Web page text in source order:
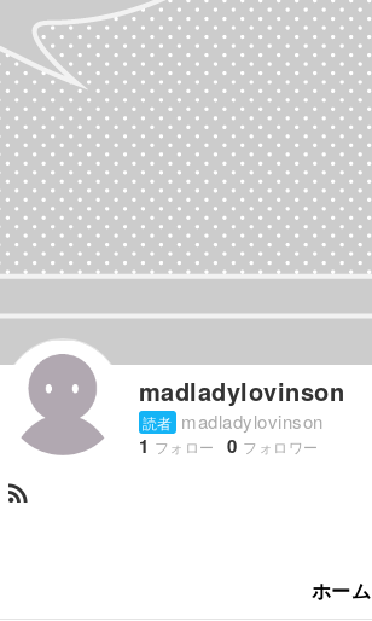
madladylovinson
読者 madladylovinson
1 フォロー 0 フォロワー
rss_feed
ホーム